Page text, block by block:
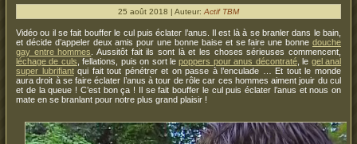
25 août 2018 | Auteur: Actif TBM
Vidéo ou il se fait bouffer le cul puis éclater l’anus. Il est là à se branler dans le bain,
et décide d’appeler deux amis pour une bonne baise et se faire une bonne douche
gay entre hommes
. Aussitôt fait ils sont là et les choses sérieuses commencent,
léchage de culs , fellations, puis on sort lepoppers pour anus décontraté, le gel anal
super lubrifiantqui fait tout pénétrer et on passe à l’enculade … Et tout le monde
aura droit à se faire éclater l’anus à tour de rôle car ces hommes aiment jouir du cul
et de la queue ! C’est bon ça ! Il se fait bouffer le cul puis éclater l’anus et nous on
mate en se branlant pour notre plus grand plaisir !